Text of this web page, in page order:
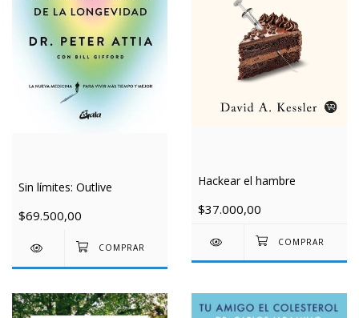
Sin límites: Outlive
$69.500,00
Hackear el hambre
$37.000,00